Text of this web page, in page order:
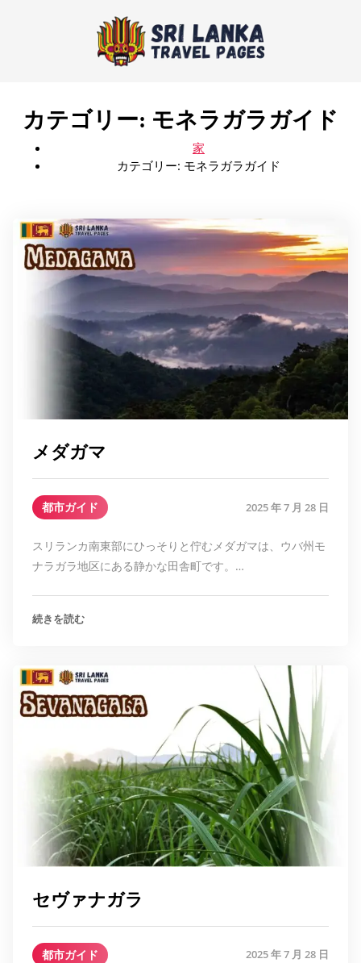
カテゴリー: モネラガラガイド
家
カテゴリー: モネラガラガイド
メダガマ
都市ガイド 2025 年 7 月 28 日
スリランカ南東部にひっそりと佇むメダガマは、ウバ州モ
ナラガラ地区にある静かな田舎町です。…
続きを読む
セヴァナガラ
都市ガイド 2025 年 7 月 28 日